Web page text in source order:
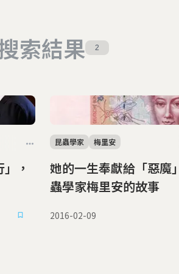
索結果 2
，
她的一生奉獻給「惡魔」 德國昆
蟲學家梅里安的故事
昆蟲學家 梅里安
2016-02-09